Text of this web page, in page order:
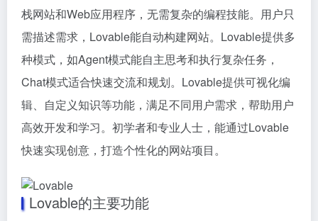
栈网站和Web应用程序，无需复杂的编程技能。用户只
需描述需求，Lovable能自动构建网站。Lovable提供多
种模式，如Agent模式能自主思考和执行复杂任务，
Chat模式适合快速交流和规划。Lovable提供可视化编
辑、自定义知识等功能，满足不同用户需求，帮助用户
高效开发和学习。初学者和专业人士，能通过Lovable
快速实现创意，打造个性化的网站项目。
Lovable的主要功能